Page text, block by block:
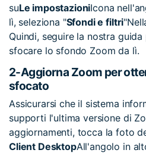
suLe impostazioniIcona
lì, seleziona "Sfondi e filtri
Quindi, seguire la nostra
sfocare lo sfondo Zoom da lì.
2-Aggiorna Zoom per
sfocato
Assicurarsi che il sistema
supporti l'ultima versione di
aggiornamenti, tocca la foto
Client DesktopAll'angolo in